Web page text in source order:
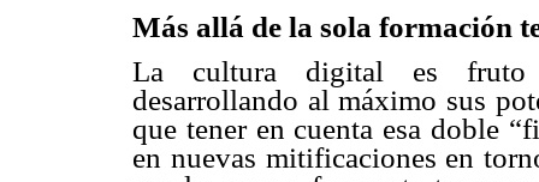
Más allá de la sola formación
La cultura digital es fruto
desarrollando al máximo sus
que tener en cuenta esa doble
en nuevas mitificaciones en